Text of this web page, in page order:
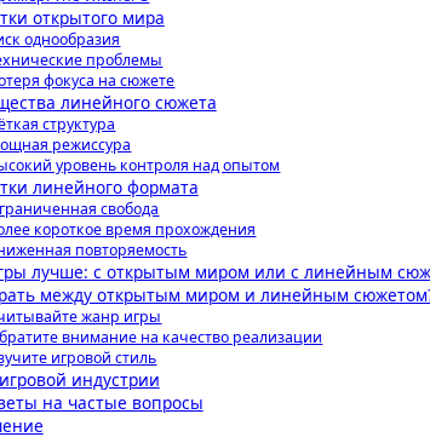
открытого мира
однообразия
проблемы
фокуса на сюжете
линейного сюжета
структура
режиссура
уровень контроля над опытом
линейного формата
свобода
короткое время прохождения
повторяемость
лучше: с открытым миром или с линейным
между открытым миром и линейным
жанр игры
внимание на качество реализации
игровой стиль
индустрии
на частые вопросы